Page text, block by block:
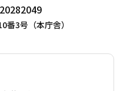
3号（本庁舎）